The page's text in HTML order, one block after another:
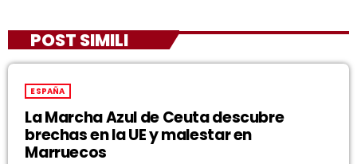
POST SIMILI
ESPAÑA
La Marcha Azul de Ceuta descubre
brechas en la UE y malestar en
Marruecos